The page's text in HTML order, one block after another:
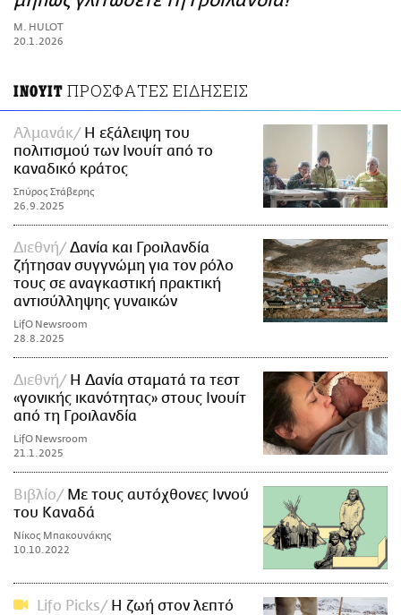
ΑΜΠΑ
PRINT
M. HULOT
20.1.2026
INOYIT ΠΡΟΣΦΑΤΕΣ ΕΙΔΗΣΕΙΣ
Αλμανάκ
Η εξάλειψη του
πολιτισμού των Ινουίτ από το
καναδικό κράτος
Σπύρος Στάβερης
26.9.2025
Διεθνή
Δανία και Γροιλανδία
ζήτησαν συγγνώμη για τον ρόλο
τους σε αναγκαστική πρακτική
αντισύλληψης γυναικών
LifO Newsroom
28.8.2025
Διεθνή
Η Δανία σταματά τα τεστ
«γονικής ικανότητας» στους Ινουίτ
από τη Γροιλανδία
LifO Newsroom
21.1.2025
Βιβλίο
Με τους αυτόχθονες Ιννού
του Καναδά
Νίκος Μπακουνάκης
10.10.2022
Lifo Picks
Η ζωή στον λεπτό